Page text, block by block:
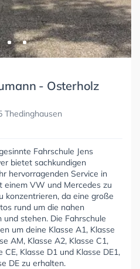
- Osterholz
Thedinghausen
Fahrschule Jens
bietet sachkundigen
hervorragenden Service in
einem VW und Mercedes zu
konzentrieren, da eine große
rund um die nahen
stehen. Die Fahrschule
um deine Klasse A1, Klasse
AM, Klasse A2, Klasse C1,
CE, Klasse D1 und Klasse DE1,
DE zu erhalten.